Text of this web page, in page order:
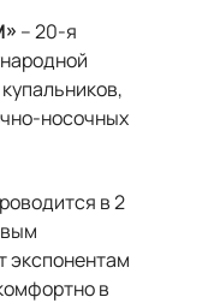
» –20-я
носочных
в 2
экспонентам
в